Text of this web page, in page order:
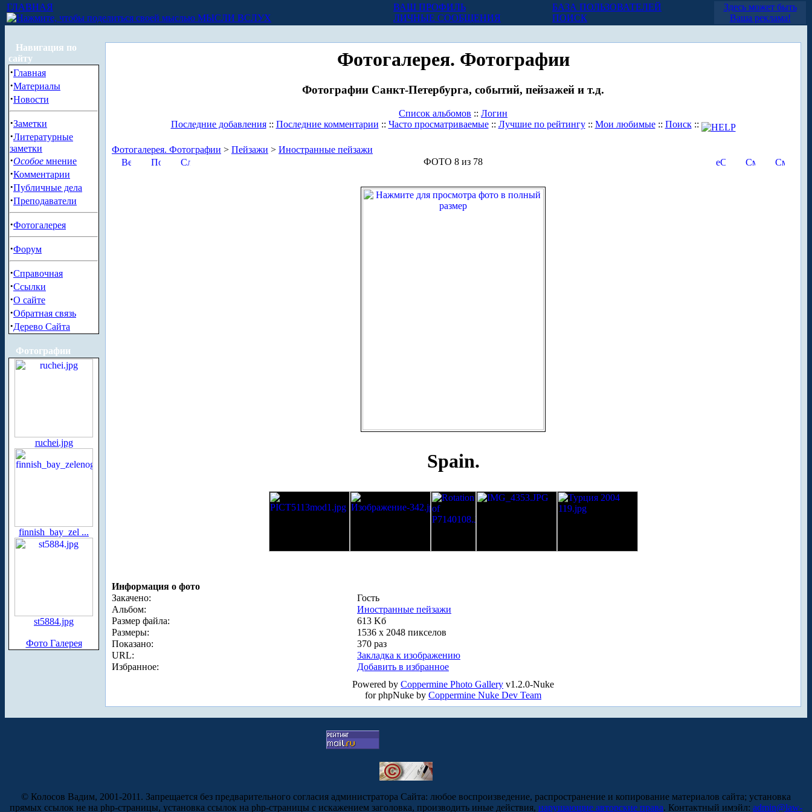
ГЛАВНАЯ
МЫСЛИ ВСЛУХ
ВАШ ПРОФИЛЬ
ЛИЧНЫЕ СООБЩЕНИЯ
БАЗА ПОЛЬЗОВАТЕЛЕЙ
ПОИСК
Здесь может быть
Ваша реклама!
Навигация по
сайту
·Главная
·Материалы
·Новости
·Заметки
·Литературные
заметки
·Особое мнение
·Комментарии
·Публичные дела
·Преподаватели
·Фотогалерея
·Форум
·Справочная
·Ссылки
·О сайте
·Обратная связь
·Дерево Сайта
Фотографии
ruchei.jpg
finnish_bay_zel ...
st5884.jpg
Фото Галерея
Фотогалерея. Фотографии
Фотографии Санкт-Петербурга, событий, пейзажей и т.д.
Список альбомов :: Логин
Последние добавления:: Последние комментарии :: Часто просматриваемые:: Лучшие по рейтингу:: Мои любимые:: Поиск::
Фотогалерея. Фотографии > Пейзажи > Иностранные пейзажи
ФОТО 8 из 78
Spain.
Информация о фото
Закачено:
Гость
Альбом:
Иностранные пейзажи
Размер файла:
613 Kб
Размеры:
1536 x 2048 пикселов
Показано:
370 раз
URL:
Закладка к изображению
Избранное:
Добавить в избранное
Powered by Coppermine Photo Gallery v1.2.0-Nuke
for phpNuke by Coppermine Nuke Dev Team
© Колосов Вадим, 2001-2011. Запрещается без предварительного согласия администратора Сайта: любое воспроизведение, распространение и копирование материалов сайта; установка
прямых ссылок не на php-страницы, установка ссылок на php-страницы с искажением заголовка, производить иные действия, нарушающие авторские права. Контактный имэйл: admin@law-